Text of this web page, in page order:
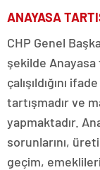
ANAYASA
CHP Genel
şekilde Anayasa
çalışıldığını
tartışmadır ve
yapmaktadır.
sorunlarını,
geçim,